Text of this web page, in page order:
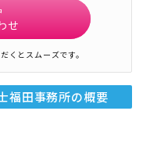
せ
くとスムーズです。
福田事務所の概要